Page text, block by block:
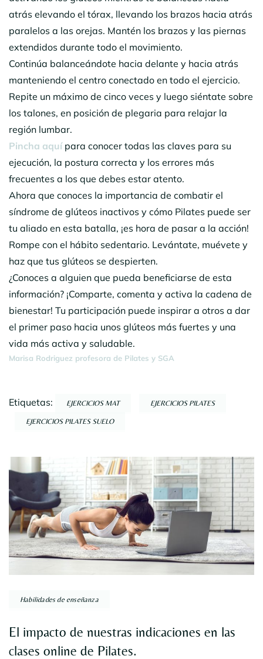
atrás elevando el tórax, llevando los brazos hacia atrás
paralelos a las orejas. Mantén los brazos y las piernas
extendidos durante todo el movimiento.
Continúa balanceándote hacia delante y hacia atrás
manteniendo el centro conectado en todo el ejercicio.
Repite un máximo de cinco veces y luego siéntate sobre
los talones, en posición de plegaria para relajar la
región lumbar.
Pincha aquípara conocer todas las claves para su
ejecución, la postura correcta y los errores más
frecuentes a los que debes estar atento.
Ahora que conoces la importancia de combatir el
síndrome de glúteos inactivos y cómo Pilates puede ser
tu aliado en esta batalla, ¡es hora de pasar a la acción!
Rompe con el hábito sedentario. Levántate, muévete y
haz que tus glúteos se despierten.
¿Conoces a alguien que pueda beneficiarse de esta
información? ¡Comparte, comenta y activa la cadena de
bienestar! Tu participación puede inspirar a otros a dar
el primer paso hacia unos glúteos más fuertes y una
vida más activa y saludable.
Marisa Rodriguez profesora de Pilates y SGA
Etiquetas: EJERCICIOS MAT EJERCICIOS PILATES
EJERCICIOS PILATES SUELO
Navegación
por
entradas
Habilidades de enseñanza
El impacto de nuestras indicaciones en las
clases online de Pilates.